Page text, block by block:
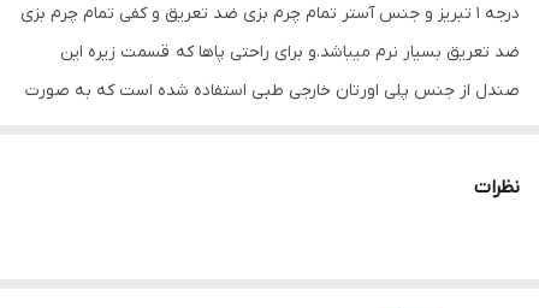
درجه 1 تبریز و جنس آستر تمام چرم بزی ضد تعریق و کفی تمام چرم بزی
ضد تعریق بسیار نرم میباشد.و برای راحتی پاها که قسمت زیره این
صندل از جنس پلی اورتان خارجی طبی استفاده شده است که به صورت
مناسبی می باشد .رنگ این صندل مشکی می باشد. قالب این کفش ترک
نظرات